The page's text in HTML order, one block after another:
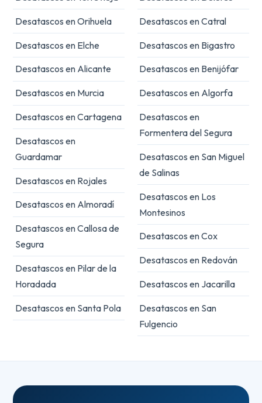
Desatascos en Orihuela
Desatascos en Elche
Desatascos en Alicante
Desatascos en Murcia
Desatascos en Cartagena
Desatascos en
Guardamar
Desatascos en Rojales
Desatascos en Almoradí
Desatascos en Callosa de
Segura
Desatascos en Pilar de la
Horadada
Desatascos en Santa Pola
Desatascos en Catral
Desatascos en Bigastro
Desatascos en Benijófar
Desatascos en Algorfa
Desatascos en
Formentera del Segura
Desatascos en San Miguel
de Salinas
Desatascos en Los
Montesinos
Desatascos en Cox
Desatascos en Redován
Desatascos en Jacarilla
Desatascos en San
Fulgencio